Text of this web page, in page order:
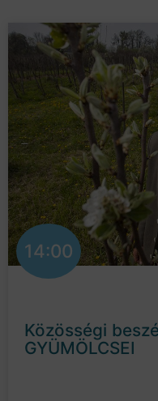
14:00
Közösségi
GYÜMÖLCSEI